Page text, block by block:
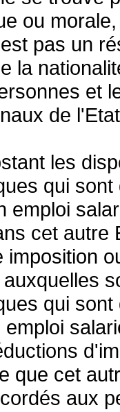
ou
pas un
la
et
de
les
qui
emploi
cet autre
imposition
qui
que cet
aux